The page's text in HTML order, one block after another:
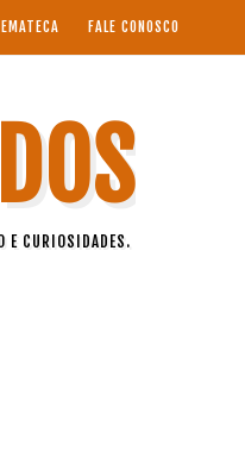
FALE CONOSCO
E CURIOSIDADES.